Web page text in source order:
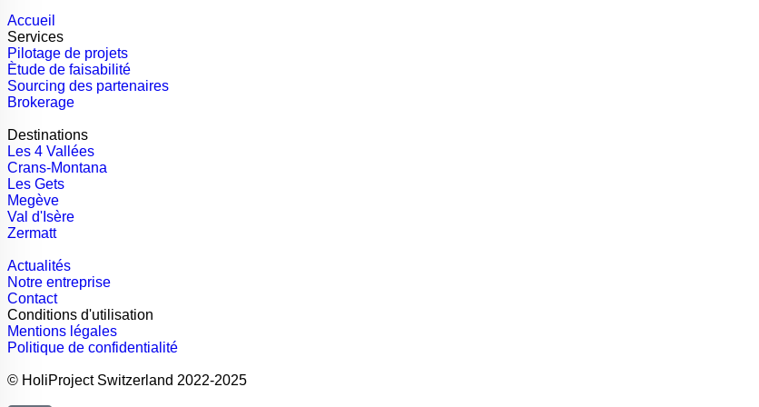
Accueil
Services
Pilotage de projets
Ètude de faisabilité
Sourcing des partenaires
Brokerage
Destinations
Les 4 Vallées
Crans-Montana
Les Gets
Megève
Val d'Isère
Zermatt
Actualités
Notre entreprise
Contact
Conditions d'utilisation
Mentions légales
Politique de confidentialité
© HoliProject Switzerland 2022-2025